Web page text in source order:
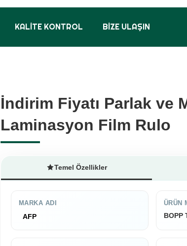
KALITE KONTROL BIZE ULAŞIN
İndirim Fiyatı Parlak ve
Laminasyon Film Rulo
İndirim Fiyatı Parlak ve
Laminasyon Film Rulo
Temel Özellikler
MARKA ADI
AFP
ÜRÜN
BOPP